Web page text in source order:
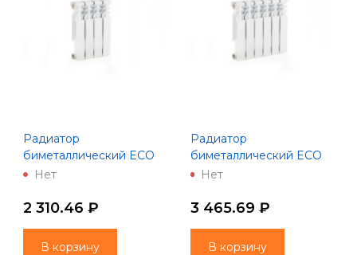
Радиатор
биметаллический ECO
BM350-80- 4 (Lammin)
Нет
2 310.46 ₽
В корзину
Радиатор
биметаллический ECO
BM350-80- 6 (Lammin)
Нет
3 465.69 ₽
В корзину